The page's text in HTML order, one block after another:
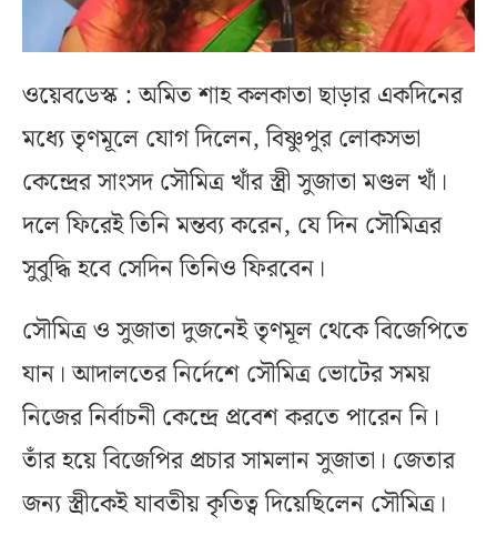
ওয়েবডেস্ক : অমিত শাহ কলকাতা ছাড়ার একদিনের
মধ্যে তৃণমূলে যোগ দিলেন, বিষ্ণুপুর লোকসভা
কেন্দ্রের সাংসদ সৌমিত্র খাঁর স্ত্রী সুজাতা মণ্ডল খাঁ।
দলে ফিরেই তিনি মন্তব্য করেন, যে দিন সৌমিত্রর
সুবুদ্ধি হবে সেদিন তিনিও ফিরবেন।
সৌমিত্র ও সুজাতা দুজনেই তৃণমূল থেকে বিজেপিতে
যান। আদালতের নির্দেশে সৌমিত্র ভোটের সময়
নিজের নির্বাচনী কেন্দ্রে প্রবেশ করতে পারেন নি।
তাঁর হয়ে বিজেপির প্রচার সামলান সুজাতা। জেতার
জন্য স্ত্রীকেই যাবতীয় কৃতিত্ব দিয়েছিলেন সৌমিত্র।